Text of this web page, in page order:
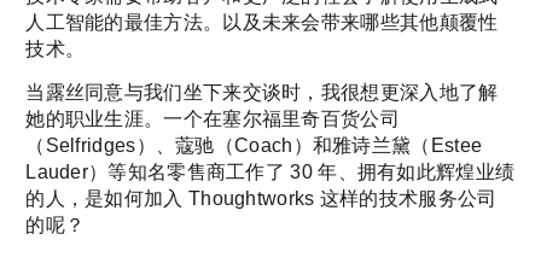
人工智能的最佳方法。以及未来会带来哪些其他颠覆性
技术。
当露丝同意与我们坐下来交谈时，我很想更深入地了解
她的职业生涯。一个在塞尔福里奇百货公司
（Selfridges）、蔻驰（Coach）和雅诗兰黛（Estee
Lauder）等知名零售商工作了 30 年、拥有如此辉煌业绩
的人，是如何加入 Thoughtworks 这样的技术服务公司
的呢？